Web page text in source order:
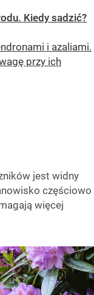
Kiedy sadzić?
i azaliami.
przy ich
jest widny
częściowo
więcej